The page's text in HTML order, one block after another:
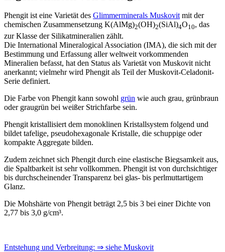
Phengit ist eine Varietät des Glimmerminerals Muskovitmit der
chemischen Zusammensetzung K(AlMg)2(OH)2(SiAl)4O10, das
zur Klasse der Silikatmineralien zählt.
Die International Mineralogical Association (IMA), die sich mit der
Bestimmung und Erfassung aller weltweit vorkommenden
Mineralien befasst, hat den Status als Varietät von Muskovit nicht
anerkannt; vielmehr wird Phengit als Teil der Muskovit-Celadonit-
Serie definiert.
Die Farbe von Phengit kann sowohl grün wie auch grau, grünbraun
oder graugrün bei weißer Strichfarbe sein.
Phengit kristallisiert dem monoklinen Kristallsystem folgend und
bildet tafelige, pseudohexagonale Kristalle, die schuppige oder
kompakte Aggregate bilden.
Zudem zeichnet sich Phengit durch eine elastische Biegsamkeit aus,
die Spaltbarkeit ist sehr vollkommen. Phengit ist von durchsichtiger
bis durchscheinender Transparenz bei glas- bis perlmuttartigem
Glanz.
Die Mohshärte von Phengit beträgt 2,5 bis 3 bei einer Dichte von
2,77 bis 3,0 g/cm³.
Entstehung und Verbreitung: ⇒ siehe Muskovit